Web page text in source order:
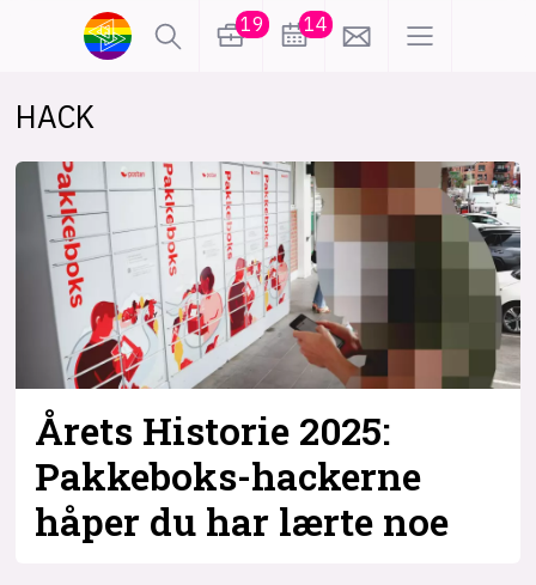
19 14
HACK
Årets Historie 2025:
Pakkeboks-hackerne
håper du har lærte noe
karriere
meninger
utdanning sikkerhet
frontend
backend
apputvikling
tilgjengelighet
ukas koder
hobby